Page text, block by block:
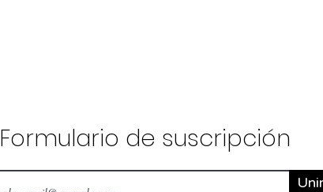
Formulario de suscripción